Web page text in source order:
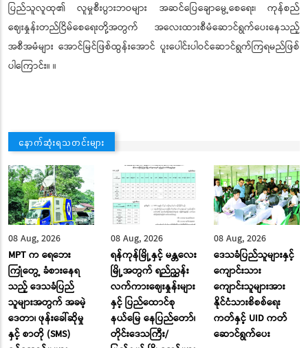
ပြည်သူလူထု၏ လူမှုစီးပွားဘဝများ အဆင်ပြေချောမွေ့စေရေး၊ ကုန်စည်
ဈေးနှုန်းတည်ငြိမ်စေရေးတို့အတွက် အလေးထားစီမံဆောင်ရွက်ပေးနေသည့်
အစီအမံများ အောင်မြင်ဖြစ်ထွန်းအောင် ပူးပေါင်းပါဝင်ဆောင်ရွက်ကြရမည်ဖြစ်
ပါကြောင်း။ ။
နောက်ဆုံးရသတင်းများ
08 Aug, 2026
MPT က ရေဘေး
ကြုံတွေ့ ခံစားနေရ
သည့် ဒေသခံပြည်
သူများအတွက် အခမဲ့
ဒေတာ၊ ဖုန်းခေါ်ဆိုမှု
နှင့် စာတို (SMS)
08 Aug, 2026
ရန်ကုန်မြို့နှင့် မန္တလေး
မြို့အတွက် ရည်ညွှန်း
လက်ကားဈေးနှုန်းများ
နှင့် ပြည်ထောင်စု
နယ်မြေ နေပြည်တော်၊
တိုင်းဒေသကြီး/
08 Aug, 2026
ဒေသခံပြည်သူများနှင့်
ကျောင်းသား
ကျောင်းသူများအား
နိုင်ငံသားစိစစ်ရေး
ကတ်နှင့် UID ကတ်
ဆောင်ရွက်ပေး